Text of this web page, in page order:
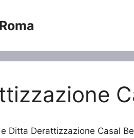
Ditta Derattizzazione Casal